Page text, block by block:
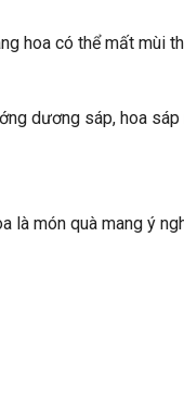
hoa có thể mất mùi
dương sáp, hoa
là món quà mang ý